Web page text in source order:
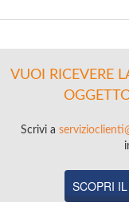
VUOI RICEVERE
Scrivi a
SCOPRI